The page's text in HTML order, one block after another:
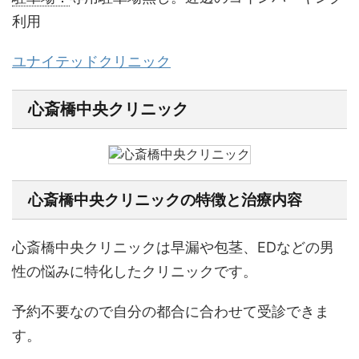
利用
ユナイテッドクリニック
心斎橋中央クリニック
心斎橋中央クリニックの特徴と治療内容
心斎橋中央クリニックは早漏や包茎、EDなどの男
性の悩みに特化したクリニックです。
予約不要なので自分の都合に合わせて受診できま
す。